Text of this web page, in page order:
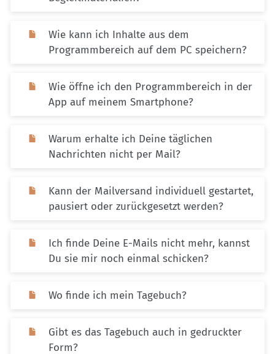
Wie kann ich Inhalte aus dem
Programmbereich auf dem PC speichern?
Wie öffne ich den Programmbereich in der
App auf meinem Smartphone?
Warum erhalte ich Deine täglichen
Nachrichten nicht per Mail?
Kann der Mailversand individuell gestartet,
pausiert oder zurückgesetzt werden?
Ich finde Deine E-Mails nicht mehr, kannst
Du sie mir noch einmal schicken?
Wo finde ich mein Tagebuch?
Gibt es das Tagebuch auch in gedruckter
Form?